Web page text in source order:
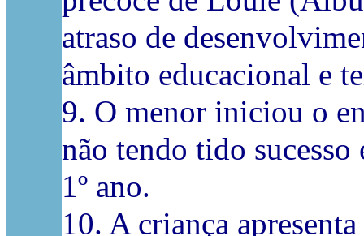
atraso de
âmbito educacional e
9. O menor iniciou o
não tendo tido sucesso
1º ano.
10. A criança